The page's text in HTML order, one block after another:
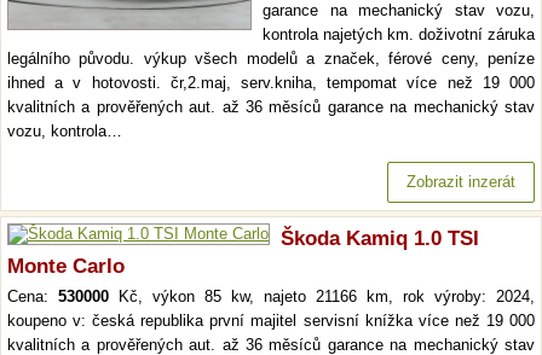
garance na mechanický stav vozu,
kontrola najetých km. doživotní záruka
legálního původu. výkup všech modelů a značek, férové ceny, peníze
ihned a v hotovosti. čr,2.maj, serv.kniha, tempomat více než 19 000
kvalitních a prověřených aut. až 36 měsíců garance na mechanický stav
vozu, kontrola…
Zobrazit inzerát
Škoda Kamiq 1.0 TSI
Monte Carlo
Cena: 530000 Kč, výkon 85 kw, najeto 21166 km, rok výroby: 2024,
koupeno v: česká republika první majitel servisní knížka více než 19 000
kvalitních a prověřených aut. až 36 měsíců garance na mechanický stav